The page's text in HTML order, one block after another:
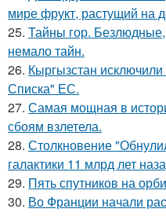
мире фрукт, растущий на
25. Тайны гор.
немало тайн.
26. Кыргызстан
Списка" ЕС.
27. Самая мощная в
сбоям взлетела.
28. Столкновение
галактики 11 млрд лет
29. Пять спутников на
30. Во Франции начали